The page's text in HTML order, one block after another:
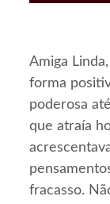
Amiga
forma
poderosa
que atraía
fracasso.